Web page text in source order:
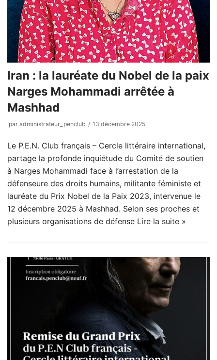
Iran : la lauréate du Nobel de la paix
Narges Mohammadi arrêtée à
Mashhad
par administrateur_penclub 13 décembre 2025
Le P.E.N. Club français – Cercle littéraire international,
partage la profonde inquiétude du Comité de soutien
à Narges Mohammadi face à l’arrestation de la
défenseure des droits humains, militante féministe et
lauréate du Prix Nobel de la Paix 2023, intervenue le
12 décembre 2025 à Mashhad. Selon ses proches et
plusieurs organisations de défense Lire la suite »